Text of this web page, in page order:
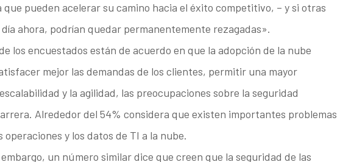
pueden acelerar su camino hacia el éxito competitivo, – y si otras
ahora, podrían quedar permanentemente rezagadas».
los encuestados están de acuerdo en que la adopción de la nube
mejor las demandas de los clientes, permitir una mayor
y la agilidad, las preocupaciones sobre la seguridad
Alrededor del 54% considera que existen importantes problemas
y los datos de TI a la nube.
un número similar dice que creen que la seguridad de las